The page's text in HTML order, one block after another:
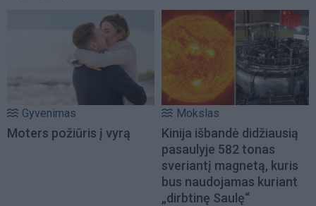
Gyvenimas
Moters požiūris į vyrą
Mokslas
Kinija išbandė didžiausią
pasaulyje 582 tonas
sveriantį magnetą, kuris
bus naudojamas kuriant
„dirbtinę Saulę“